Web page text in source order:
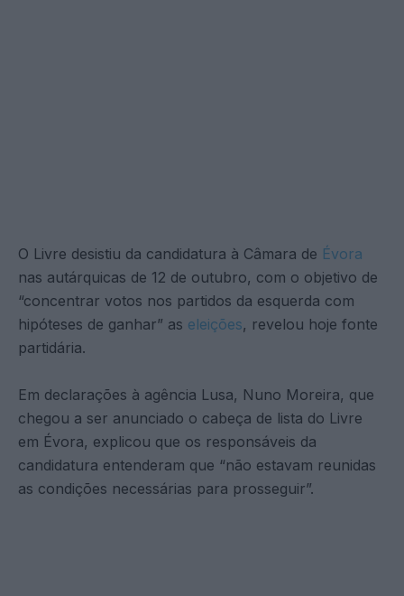
O Livre desistiu da candidatura à Câmara de Évora
nas autárquicas de 12 de outubro, com o objetivo de
“concentrar votos nos partidos da esquerda com
hipóteses de ganhar” as eleições, revelou hoje fonte
partidária.
Em declarações à agência Lusa, Nuno Moreira, que
chegou a ser anunciado o cabeça de lista do Livre
em Évora, explicou que os responsáveis da
candidatura entenderam que “não estavam reunidas
as condições necessárias para prosseguir”.